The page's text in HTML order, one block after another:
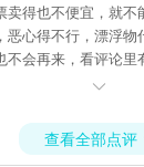
卖得也不便宜，就
恶心得不行，漂浮
不会再来，看评论
立马翻脸，别光卖票

查看全部点评